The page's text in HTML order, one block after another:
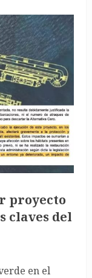
proyecto
claves del
en el